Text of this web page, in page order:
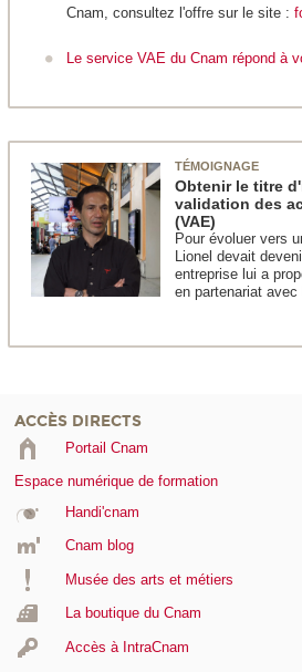
Cnam, consultez l'offre sur le site :
Le service VAE du Cnam répond à
TÉMOIGNAGE
Obtenir le titre
validation des
(VAE)
Pour évoluer vers
Lionel devait
entreprise lui a
en partenariat avec
ACCÈS DIRECTS
Portail Cnam
Espace numérique de formation
Handi'cnam
Cnam blog
Musée des arts et métiers
La boutique du Cnam
Accès à IntraCnam